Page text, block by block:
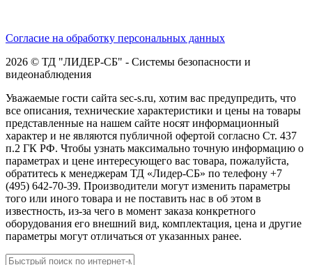
Согласие на обработку персональных данных
2026 © ТД "ЛИДЕР-СБ" - Системы безопасности и
видеонаблюдения
Уважаемые гости сайта sec-s.ru, хотим вас предупредить, что
все описания, технические характеристики и цены на товары
представленные на нашем сайте носят информационный
характер и не являются публичной офертой согласно Ст. 437
п.2 ГК РФ. Чтобы узнать максимально точную информацию о
параметрах и цене интересующего вас товара, пожалуйста,
обратитесь к менеджерам ТД «Лидер-СБ» по телефону +7
(495) 642-70-39. Производители могут изменить параметры
того или иного товара и не поставить нас в об этом в
известность, из-за чего в момент заказа конкретного
оборудования его внешний вид, комплектация, цена и другие
параметры могут отличаться от указанных ранее.